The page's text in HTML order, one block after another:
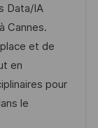
Data/IA
Cannes.
et de
en
pour
le